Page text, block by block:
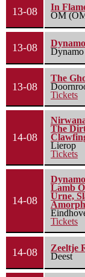
13-08
In
OM
13-08
13-08
The
Tickets
14-08
The
Lierop
Tickets
14-08
Lamb
Urne,
Tickets
14-08
Zeeltje
Deest